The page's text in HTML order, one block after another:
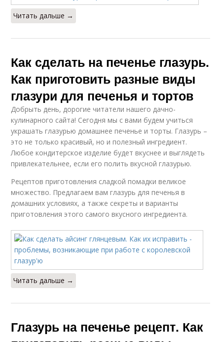
Читать дальше →
Как сделать на печенье глазурь.
Как приготовить разные виды
глазури для печенья и тортов
Добрыть день, дорогие читатели нашего дачно-
кулинарного сайта! Сегодня мы с вами будем учиться
украшать глазурью домашнее печенье и торты. Глазурь –
это не только красивый, но и полезный ингредиент.
Любое кондитерское изделие будет вкуснее и выглядеть
привлекательнее, если его полить вкусной глазурью.
Рецептов приготовления сладкой помадки великое
множество. Предлагаем вам глазурь для печенья в
домашних условиях, а также секреты и варианты
приготовления этого самого вкусного ингредиента.
Читать дальше →
Глазурь на печенье рецепт. Как